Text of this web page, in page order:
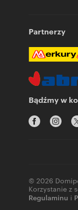
Partnerzy
Bądźmy w
© 2026
Korzystanie z
Regulaminu i